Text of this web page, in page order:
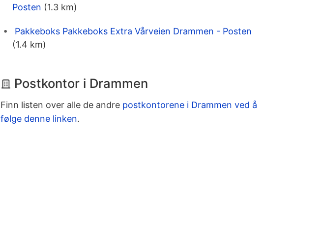
Posten (1.3 km)
Pakkeboks Pakkeboks Extra Vårveien Drammen - Posten
(1.4 km)
Postkontor i Drammen
Finn listen over alle de andre postkontorene i Drammen ved å
følge denne linken.